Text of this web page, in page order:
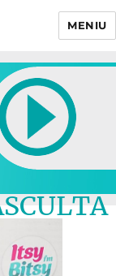
MENIU